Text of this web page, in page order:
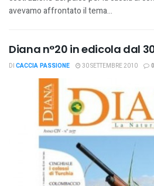
avevamo affrontato il tema...
Diana n°20 in edicola dal
DI CACCIA PASSIONE 30 SETTEMBRE 2010 0